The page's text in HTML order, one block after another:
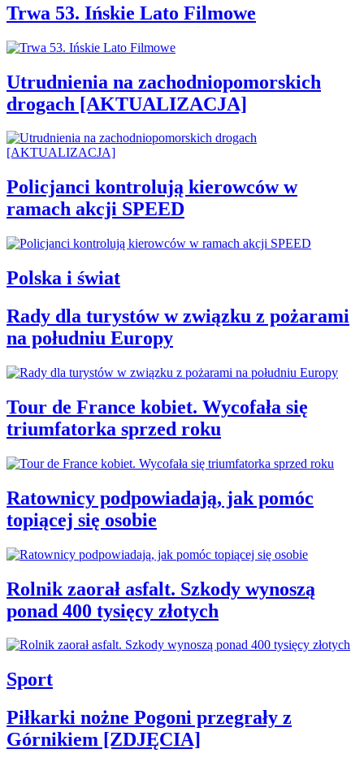
Trwa 53. Ińskie Lato Filmowe
Utrudnienia na zachodniopomorskich
drogach [AKTUALIZACJA]
Policjanci kontrolują kierowców w
ramach akcji SPEED
Polska i świat
Rady dla turystów w związku z pożarami
na południu Europy
Tour de France kobiet. Wycofała się
triumfatorka sprzed roku
Ratownicy podpowiadają, jak pomóc
topiącej się osobie
Rolnik zaorał asfalt. Szkody wynoszą
ponad 400 tysięcy złotych
Sport
Piłkarki nożne Pogoni przegrały z
Górnikiem [ZDJĘCIA]